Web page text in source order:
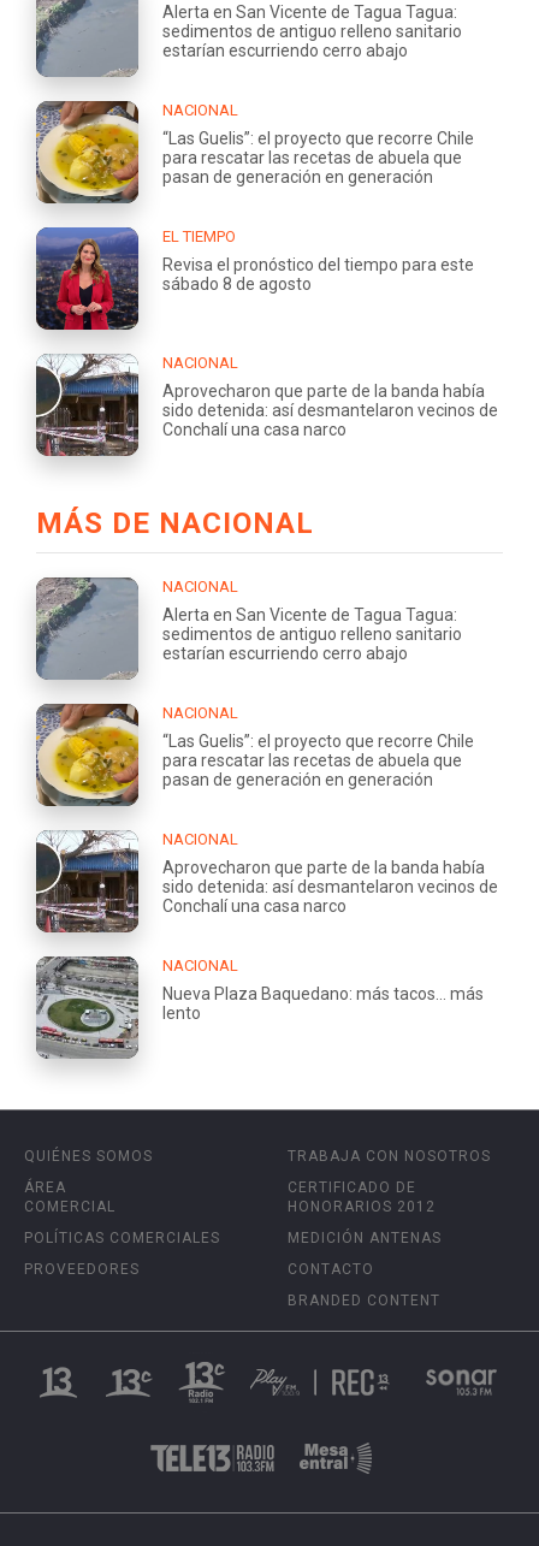
Alerta en San Vicente de Tagua Tagua:
sedimentos de antiguo relleno sanitario
estarían escurriendo cerro abajo
NACIONAL
“Las Guelis”: el proyecto que recorre Chile
para rescatar las recetas de abuela que
pasan de generación en generación
EL TIEMPO
Revisa el pronóstico del tiempo para este
sábado 8 de agosto
NACIONAL
Aprovecharon que parte de la banda había
sido detenida: así desmantelaron vecinos de
Conchalí una casa narco
MÁS DE NACIONAL
NACIONAL
Alerta en San Vicente de Tagua Tagua:
sedimentos de antiguo relleno sanitario
estarían escurriendo cerro abajo
NACIONAL
“Las Guelis”: el proyecto que recorre Chile
para rescatar las recetas de abuela que
pasan de generación en generación
NACIONAL
Aprovecharon que parte de la banda había
sido detenida: así desmantelaron vecinos de
Conchalí una casa narco
NACIONAL
Nueva Plaza Baquedano: más tacos... más
lento
QUIÉNES SOMOS
ÁREA
COMERCIAL
POLÍTICAS COMERCIALES
PROVEEDORES
TRABAJA CON NOSOTROS
CERTIFICADO DE
HONORARIOS 2012
MEDICIÓN ANTENAS
CONTACTO
BRANDED CONTENT